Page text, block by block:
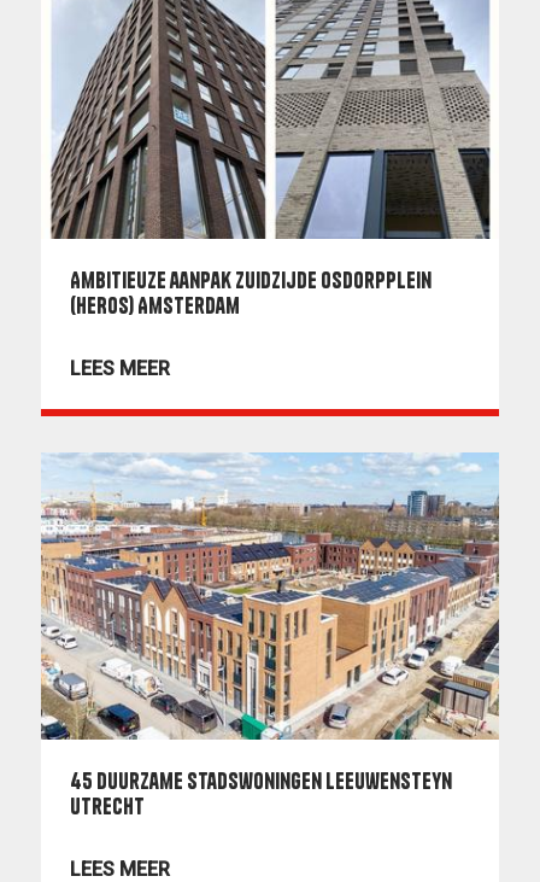
Ambitieuze aanpak zuidzijde Osdorpplein
(HEROS) Amsterdam
LEES MEER
45 duurzame Stadswoningen Leeuwensteyn
Utrecht
LEES MEER